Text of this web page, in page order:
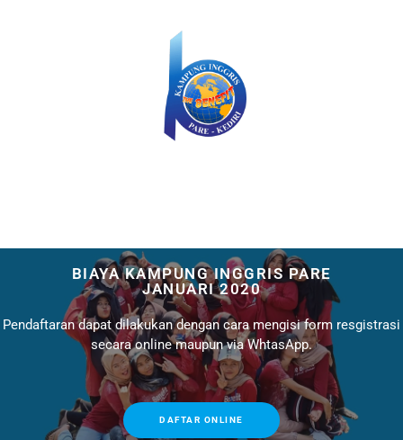
BIAYA KAMPUNG INGGRIS PARE
JANUARI 2020
Pendaftaran dapat dilakukan dengan cara mengisi form resgistrasi
secara online maupun via WhtasApp.
DAFTAR ONLINE